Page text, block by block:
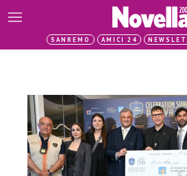
SANREMO AMICI 24